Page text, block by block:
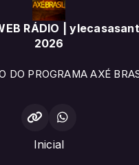
RÁDIO |
2026
DO PROGRAMA AXÉ
Inicial